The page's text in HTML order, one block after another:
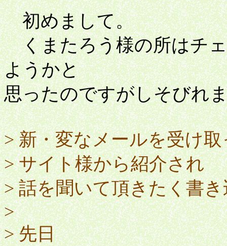
初めまして。
くまたろう様の所はチェ
ようかと
思ったのですがしそびれ
> 新・変なメールを受け
> サイト様から紹介され
> 話を聞いて頂きたく書
>
> 先日